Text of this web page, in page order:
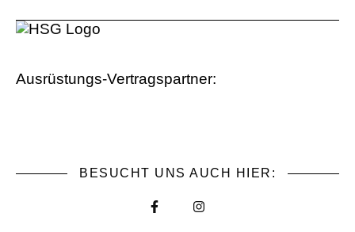
Ausrüstungs-Vertragspartner:
BESUCHT UNS AUCH HIER: